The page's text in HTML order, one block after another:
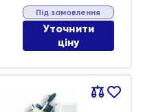
Під замовлення
Уточнити
ціну
Порівняти
В